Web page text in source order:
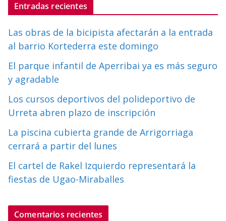
Entradas recientes
Las obras de la bicipista afectarán a la entrada
al barrio Kortederra este domingo
El parque infantil de Aperribai ya es más seguro
y agradable
Los cursos deportivos del polideportivo de
Urreta abren plazo de inscripción
La piscina cubierta grande de Arrigorriaga
cerrará a partir del lunes
El cartel de Rakel Izquierdo representará la
fiestas de Ugao-Miraballes
Comentarios recientes